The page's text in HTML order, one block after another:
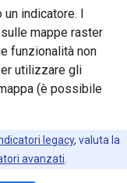
indicatore. I
mappe raster
funzionalità non
utilizzare gli
(è possibile
legacy, valuta la
avanzati.